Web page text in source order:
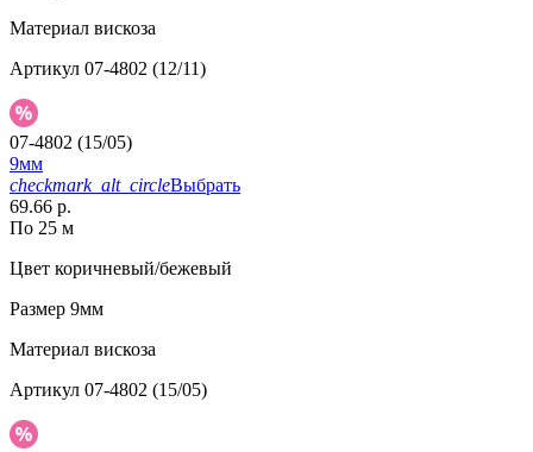
Материал вискоза
Артикул 07-4802 (12/11)
07-4802 (15/05)
9мм
checkmark_alt_circleВыбрать
69.66 р.
По 25 м
Цвет коричневый/бежевый
Размер 9мм
Материал вискоза
Артикул 07-4802 (15/05)